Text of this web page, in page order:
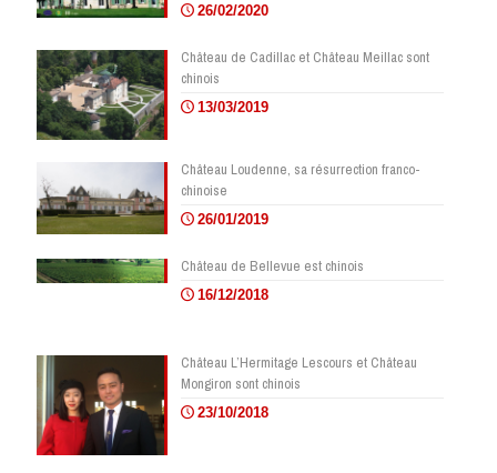
26/02/2020
Château de Cadillac et Château Meillac sont
chinois
13/03/2019
Château Loudenne, sa résurrection franco-
chinoise
26/01/2019
Château de Bellevue est chinois
16/12/2018
Château L’Hermitage Lescours et Château
Mongiron sont chinois
23/10/2018